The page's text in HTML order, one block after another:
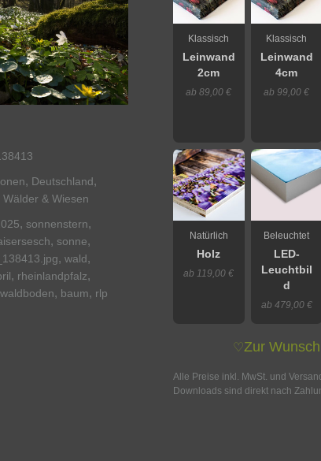
, Deutschland,
& Wiesen
, sonnenstern,
, sonne,
, wald,
, rheinlandpfalz,
waldboden, baum, rlp
Klassisch
Leinwand
2cm
ab 89,00 €
Klassisch
Leinwand
4cm
ab 99,00 €
Natürlich
Holz
ab 119,00 €
Beleuchtet
LED-
Leuchtbil
d
ab 479,00 €
♡Zur
Alle Preise inkl. MwSt. und
Downloads sind direkt nach